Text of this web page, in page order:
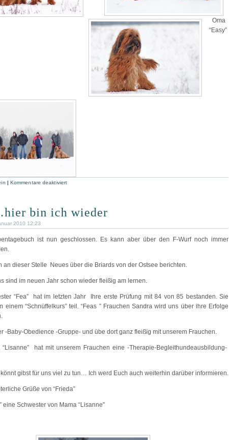
Oma
“Easy”
| Kommentare deaktiviert
bin ich wieder
2010 12:23
ist nun geschlossen. Es kann aber über den F-Wurf noch immer
an dieser Stelle Neues über die Briards von der Ostsee berichten.
sind im neuen Jahr schon wieder fleißig am lernen.
“Fea” hat im letzten Jahr Ihre erste Prüfung mit 84 von 85 bestanden. Sie
einem “Schnüffelkurs” teil. “Feas ” Frauchen Sandra wird uns über ihre Erfolge
-Baby-Obedience -Gruppe- und übe dort ganz fleißig mit unserem Frauchen.
“Lisanne” hat mit unserem Frauchen eine -Therapie-Begleithundeausbildung-
gibst für uns viel zu tun… Ich werd Euch auch weiterhin darüber informieren.
Grüße von “Frieda”
eine Schwester von Mama “Lisanne”